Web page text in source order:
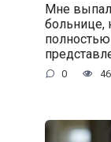
Мне
больнице,
0 46